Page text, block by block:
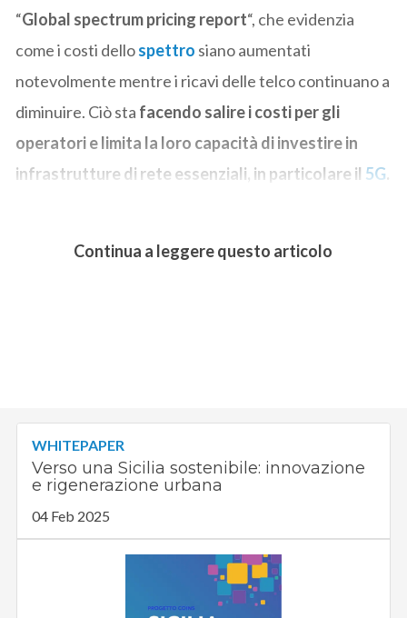
“Global spectrum pricing report“, che evidenzia
come i costi dellospettro siano aumentati
notevolmente mentre i ricavi delle telco continuano a
diminuire. Ciò sta facendo salire i costi per gli
operatori e limita la loro capacità di investire in
infrastrutture di rete essenziali, in particolare il 5G.
Continua a leggere questo articolo
WHITEPAPER
Verso una Sicilia sostenibile: innovazione
e rigenerazione urbana
04 Feb 2025